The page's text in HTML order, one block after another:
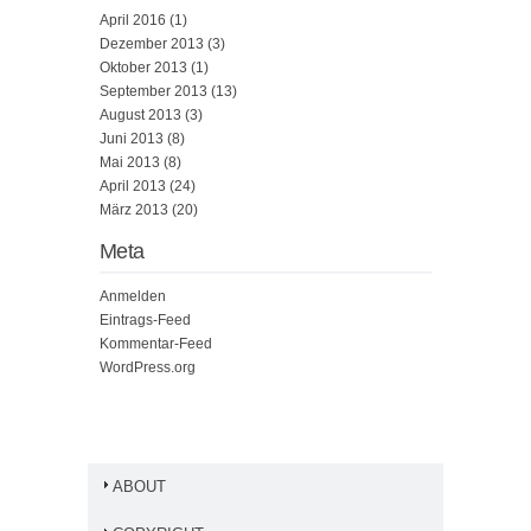
April 2016 (1)
Dezember 2013 (3)
Oktober 2013 (1)
September 2013 (13)
August 2013 (3)
Juni 2013 (8)
Mai 2013 (8)
April 2013 (24)
März 2013 (20)
Meta
Anmelden
Eintrags-Feed
Kommentar-Feed
WordPress.org
ABOUT